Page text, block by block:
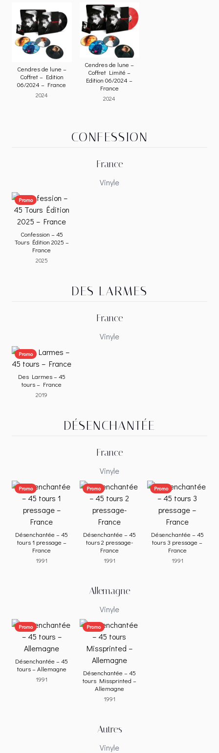
Cendres de lune –
Coffret – Edition
06/2024 – France
2024
Cendres de lune –
Coffret Limité –
Edition 06/2024 –
France
2024
CONFESSION
France
Vinyle
Promo
Confession – 45
Tours Édition 2025 –
France
2025
DES LARMES
France
Vinyle
Promo
Des Larmes – 45
tours – France
2019
DÉSENCHANTÉE
France
Vinyle
Promo
Désenchantée – 45
tours 1 pressage –
France
1991
Promo
Désenchantée – 45
tours 2 pressage-
France
1991
Promo
Désenchantée – 45
tours 3 pressage –
France
1991
Allemagne
Vinyle
Promo
Désenchantée – 45
tours – Allemagne
1991
Promo
Désenchantée – 45
tours Missprinted –
Allemagne
1991
Autres
Vinyle